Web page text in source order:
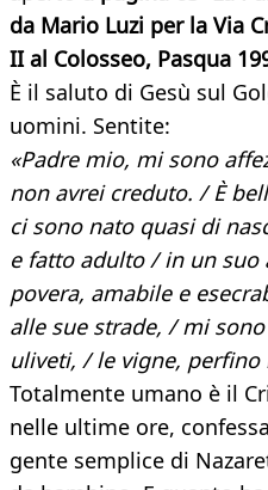
da Mario Luzi per la Via
II al Colosseo, Pasqua
È il saluto di Gesù sul
uomini. Sentite:
«Padre mio, mi sono
non avrei creduto. / È
ci sono nato quasi di
e fatto adulto / in un
povera, amabile e
alle sue strade, / mi
uliveti, / le vigne, perfino
Totalmente umano è il
nelle ultime ore,
gente semplice di